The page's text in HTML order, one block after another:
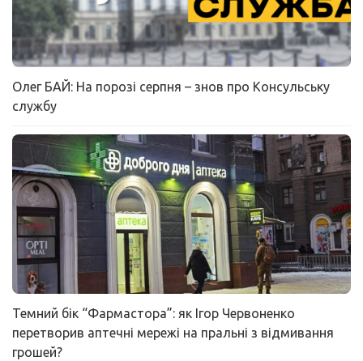
Олег БАЙ: На порозі серпня – знов про Консульську
службу
Темний бік “Фармастора”: як Ігор Червоненко
перетворив аптечні мережі на пральні з відмивання
грошей?